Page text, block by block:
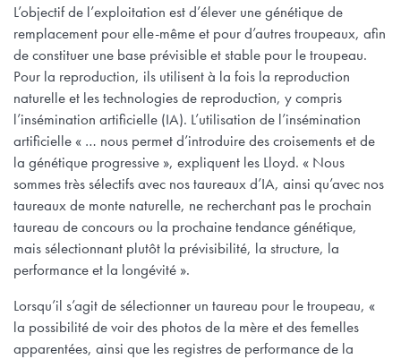
L’objectif de l’exploitation est d’élever une génétique de
remplacement pour elle-même et pour d’autres troupeaux, afin
de constituer une base prévisible et stable pour le troupeau.
Pour la reproduction, ils utilisent à la fois la reproduction
naturelle et les technologies de reproduction, y compris
l’insémination artificielle (IA). L’utilisation de l’insémination
artificielle « … nous permet d’introduire des croisements et de
la génétique progressive », expliquent les Lloyd. « Nous
sommes très sélectifs avec nos taureaux d’IA, ainsi qu’avec nos
taureaux de monte naturelle, ne recherchant pas le prochain
taureau de concours ou la prochaine tendance génétique,
mais sélectionnant plutôt la prévisibilité, la structure, la
performance et la longévité ».
Lorsqu’il s’agit de sélectionner un taureau pour le troupeau, «
la possibilité de voir des photos de la mère et des femelles
apparentées, ainsi que les registres de performance de la